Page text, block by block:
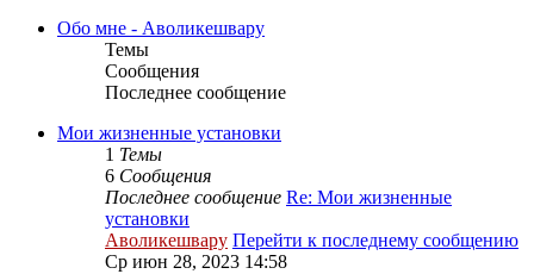
Обо мне - Аволикешвару
Темы
Сообщения
Последнее сообщение
Мои жизненные установки
1 Темы
6 Сообщения
Последнее сообщение Re: Мои жизненные
установки
Аволикешвару Перейти к последнему сообщению
Ср июн 28, 2023 14:58